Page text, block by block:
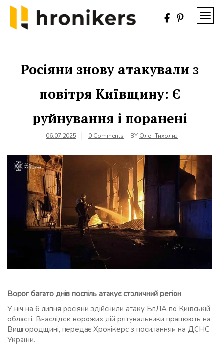
Skip
content
Росіяни знову атакували з
повітря Київщину: Є
руйнування і поранені
06.07.2025 0 Comments BY Олег Тихолиз
Ворог багато днів поспіль атакує столичний регіон
У ніч на 6 липня росіяни здійснили атаку БпЛА по Київській
області. Внаслідок ворожих дій рятувальники працюють на
Вишгородщині, передає Хронікерс з посиланням на ДСНС
України.